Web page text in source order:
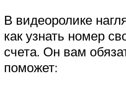
В видеоролике
как узнать номер
счета. Он вам
поможет: